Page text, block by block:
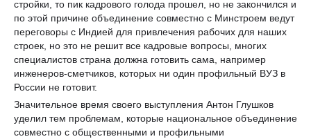
стройки, то пик кадрового голода прошел, но не закончился и
по этой причине объединение совместно с Минстроем ведут
переговоры с Индией для привлечения рабочих для наших
строек, но это не решит все кадровые вопросы, многих
специалистов страна должна готовить сама, например
инженеров-сметчиков, которых ни один профильный ВУЗ в
России не готовит.
Значительное время своего выступления Антон Глушков
уделил тем проблемам, которые национальное объединение
совместно с общественными и профильными